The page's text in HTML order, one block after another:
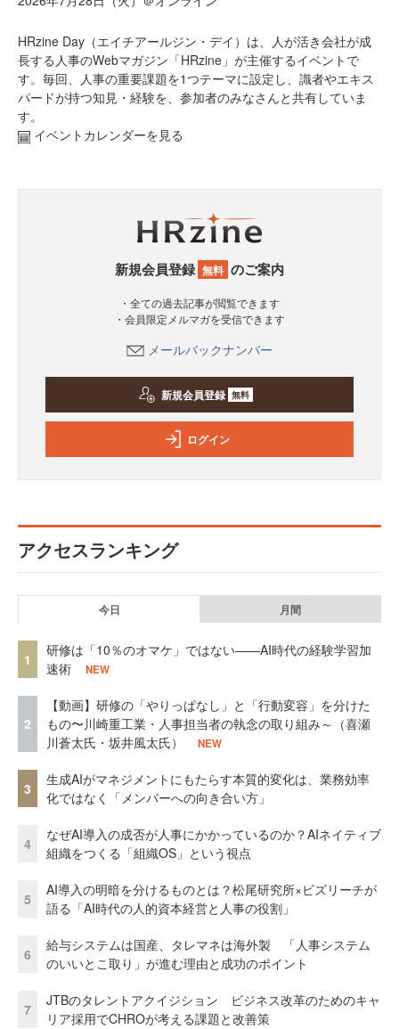
HRzine Day（エイチアールジン・デイ）は、人が活き会社が成
長する人事のWebマガジン「HRzine」が主催するイベントで
す。毎回、人事の重要課題を1つテーマに設定し、識者やエキス
パードが持つ知見・経験を、参加者のみなさんと共有していま
す。
イベントカレンダーを見る
新規会員登録 無料 のご案内
・全ての過去記事が閲覧できます
・会員限定メルマガを受信できます
メールバックナンバー
新規会員登録 無料
ログイン
アクセスランキング
今日 月間
1
研修は「10％のオマケ」ではない——AI時代の経験学習加
速術
NEW
2
【動画】研修の「やりっぱなし」と「行動変容」を分けた
もの〜川崎重工業・人事担当者の執念の取り組み～（喜瀬
川蒼太氏・坂井風太氏）
NEW
3
生成AIがマネジメントにもたらす本質的変化は、業務効率
化ではなく「メンバーへの向き合い方」
4
なぜAI導入の成否が人事にかかっているのか？AIネイティブ
組織をつくる「組織OS」という視点
5
AI導入の明暗を分けるものとは？松尾研究所×ビズリーチが
語る「AI時代の人的資本経営と人事の役割」
6
給与システムは国産、タレマネは海外製 「人事システム
のいいとこ取り」が進む理由と成功のポイント
7
JTBのタレントアクイジション ビジネス改革のためのキャ
リア採用でCHROが考える課題と改善策